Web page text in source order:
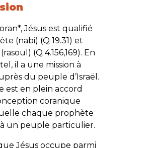
Jésus est qualifié
(nabi) (Q 19.31) et
rasoul ) (Q 4.156,169). En
il a une mission à
du peuple d’Israël.
est en plein accord
coranique
chaque prophète
à un peuple particulier.
Jésus occupe parmi